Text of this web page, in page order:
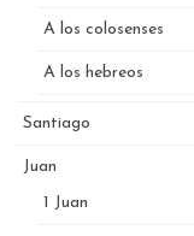
A los colosenses
A los hebreos
Santiago
Juan
1 Juan